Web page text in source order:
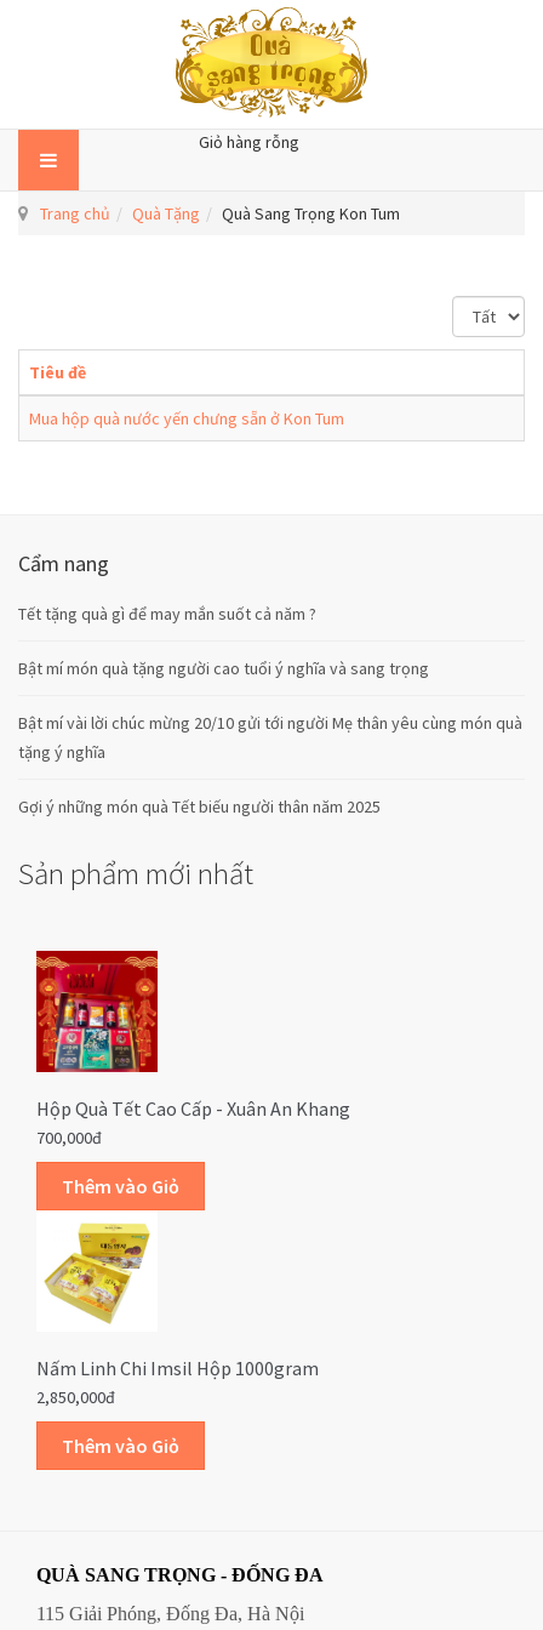
Giỏ hàng rỗng
Trang chủ Quà Tặng Quà Sang Trọng Kon Tum
i
ể
Tiêu đề
Mua hộp quà nước yến chưng sẵn ở Kon Tum
Cẩm nang
Tết tặng quà gì để may mắn suốt cả năm ?
Bật mí món quà tặng người cao tuổi ý nghĩa và sang trọng
Bật mí vài lời chúc mừng 20/10 gửi tới người Mẹ thân yêu cùng món quà
tặng ý nghĩa
Gợi ý những món quà Tết biếu người thân năm 2025
Sản phẩm mới nhất
Hộp Quà Tết Cao Cấp - Xuân An Khang
700,000đ
Nấm Linh Chi Imsil Hộp 1000gram
2,850,000đ
QUÀ SANG TRỌNG - ĐỐNG ĐA
115 Giải Phóng, Đống Đa, Hà Nội